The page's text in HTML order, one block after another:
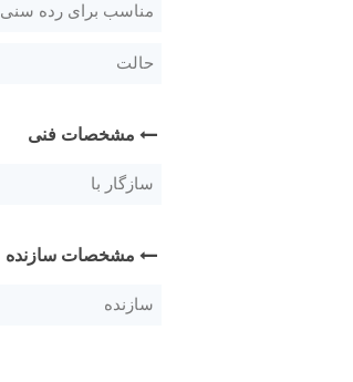
مناسب برای رده سنی
حالت
مشخصات فنی
سازگار با
مشخصات سازنده
سازنده